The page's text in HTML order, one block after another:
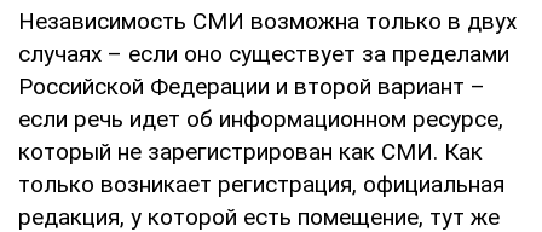
Независимость СМИ возможна только в двух
случаях – если оно существует за пределами
Российской Федерации и второй вариант –
если речь идет об информационном ресурсе,
который не зарегистрирован как СМИ. Как
только возникает регистрация, официальная
редакция, у которой есть помещение, тут же